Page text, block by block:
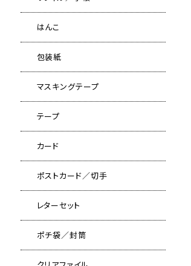
はんこ
包装紙
マスキングテープ
テープ
カード
ポストカード／切手
レターセット
ポチ袋／封筒